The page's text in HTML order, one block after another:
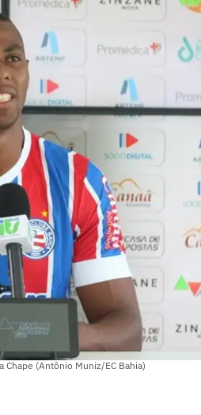
(Antônio Muniz/EC Bahia)